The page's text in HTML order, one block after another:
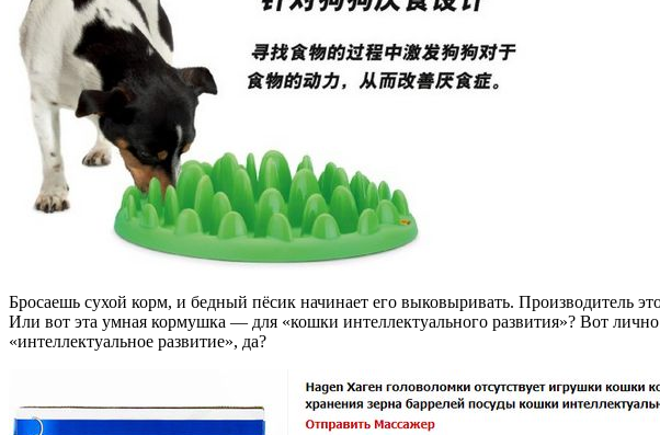
Бросаешь сухой корм, и бедный пёсик начинает его выковыривать. Производитель
Или вот эта умная кормушка — для «кошки интеллектуального развития»? Вот
«интеллектуальное развитие», да?